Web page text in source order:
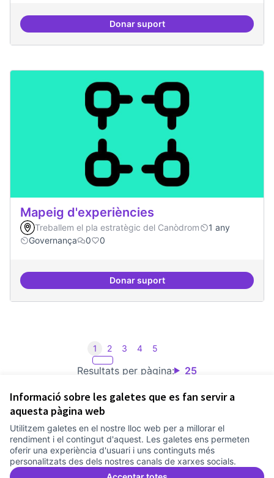
Informació sobre les galetes que es fan servir a
aquesta pàgina web
Utilitzem galetes en el nostre lloc web per a millorar el
rendiment i el contingut d'aquest. Les galetes ens permeten
oferir una experiència d'usuari i uns continguts més
personalitzats des dels nostres canals de xarxes socials.
Donar suportProcés participatiu
Mapeig d'experiències
Treballem el pla estratègic del Canòdrom
1 any
Governança
0 0
Donar suportMapeig d'experiències
Resultats per pàgina: 25
1 2 3 4 5
Termes i condicions d'ús
Configuració de les galetes
Comunitat Canòdrom a Facebook
(Link externo)
Comunitat Canòdrom a Instagram
(Link externo)
Comunitat Canòdrom a YouTube
(Link externo)
Català
Triar la llengua Elegir el idiomaChoose language